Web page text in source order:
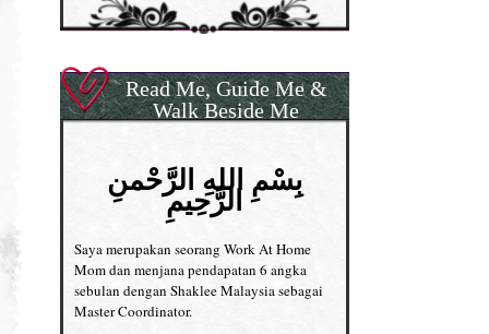
Read Me, Guide Me &
Walk Beside Me
بِسْمِ اللهِ الرَّحْمنِ
الرَّحِيمِ
Saya merupakan seorang Work At Home
Mom dan menjana pendapatan 6 angka
sebulan dengan Shaklee Malaysia sebagai
Master Coordinator.